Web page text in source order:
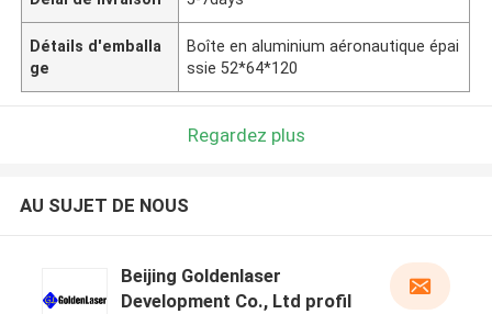
Détails d'emballa
ge
Boîte en aluminium aéronautique épai
ssie 52*64*120
Regardez plus
AU SUJET DE NOUS
Beijing Goldenlaser
Development Co., Ltd profil